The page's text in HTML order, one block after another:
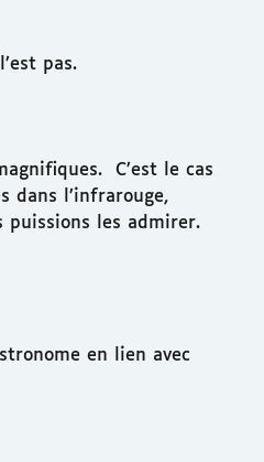
pas.
C’est le cas
dans l’infrarouge,
puissions les admirer.
en lien avec